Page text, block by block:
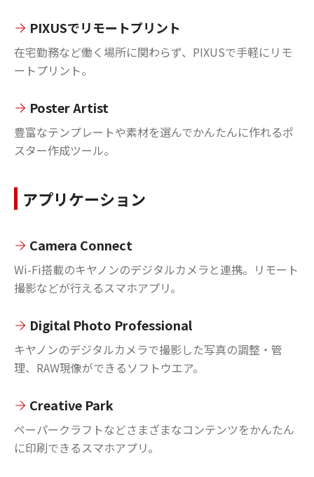
PIXUSでリモートプリント
在宅勤務など働く場所に関わらず、PIXUSで手軽にリモ
ートプリント。
Poster Artist
豊富なテンプレートや素材を選んでかんたんに作れるポ
スター作成ツール。
アプリケーション
Camera Connect
Wi-Fi搭載のキヤノンのデジタルカメラと連携。リモート
撮影などが行えるスマホアプリ。
Digital Photo Professional
キヤノンのデジタルカメラで撮影した写真の調整・管
理、RAW現像ができるソフトウエア。
Creative Park
ペーパークラフトなどさまざまなコンテンツをかんたん
に印刷できるスマホアプリ。